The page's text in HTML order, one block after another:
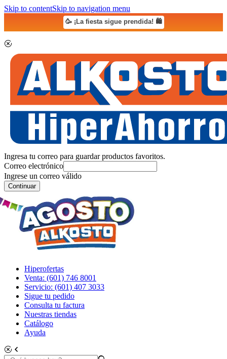
Skip to contentSkip to navigation menu
🥳 ¡La fiesta sigue prendida! 🛍️
Ingresa tu correo para guardar productos favoritos.
Correo electrónico
Ingrese un correo válido
Continuar
Hiperofertas
Venta: (601) 746 8001
Servicio: (601) 407 3033
Sigue tu pedido
Consulta tu factura
Nuestras tiendas
Catálogo
Ayuda